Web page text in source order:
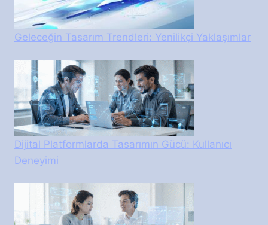
Geleceğin Tasarım Trendleri: Yenilikçi Yaklaşımlar
Dijital Platformlarda Tasarımın Gücü: Kullanıcı
Deneyimi